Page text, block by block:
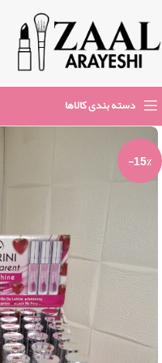
دسته بندی کالاها
-15%